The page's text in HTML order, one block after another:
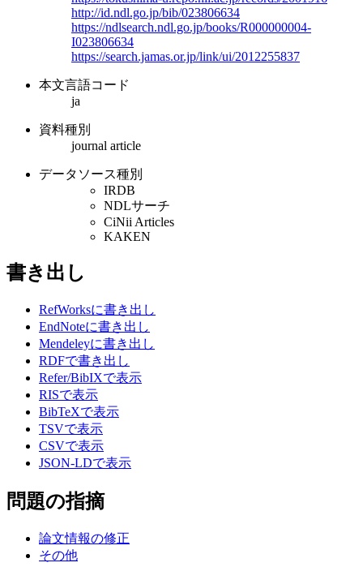
http://id.ndl.go.jp/bib/023806634
https://ndlsearch.ndl.go.jp/books/R000000004-
I023806634
https://search.jamas.or.jp/link/ui/2012255837
本文言語コード
ja
資料種別
journal article
データソース種別
IRDB
NDLサーチ
CiNii Articles
KAKEN
書き出し
RefWorksに書き出し
EndNoteに書き出し
Mendeleyに書き出し
RDFで書き出し
Refer/BibIXで表示
RISで表示
BibTeXで表示
TSVで表示
CSVで表示
JSON-LDで表示
問題の指摘
論文情報の修正
その他